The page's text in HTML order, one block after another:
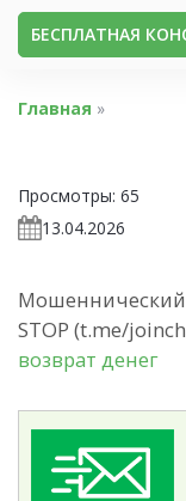
БЕСПЛАТНАЯ
Главная »
Просмотры: 65
13.04.2026
Мошеннический
STOP (t.me/
возврат денег